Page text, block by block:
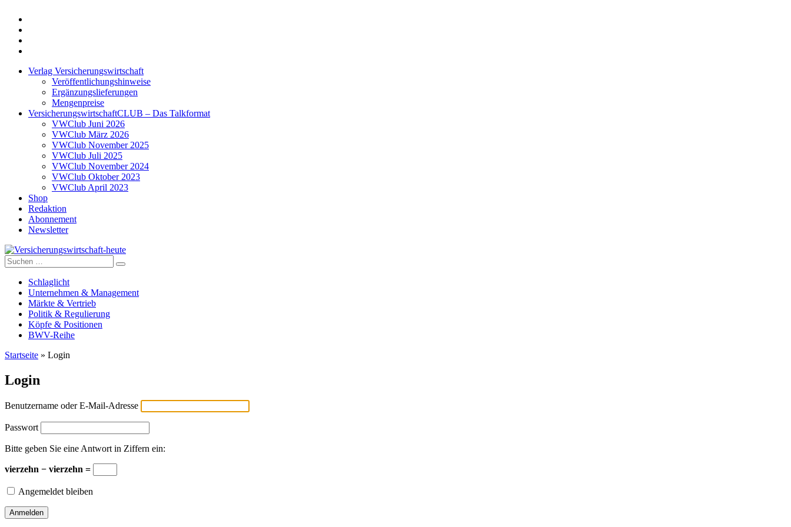
Verlag Versicherungswirtschaft
Veröffentlichungshinweise
Ergänzungslieferungen
Mengenpreise
VersicherungswirtschaftCLUB – Das Talkformat
VWClub Juni 2026
VWClub März 2026
VWClub November 2025
VWClub Juli 2025
VWClub November 2024
VWClub Oktober 2023
VWClub April 2023
Shop
Redaktion
Abonnement
Newsletter
Versicherungswirtschaft-heute
Suche
nach:
Schlaglicht
Unternehmen & Management
Märkte & Vertrieb
Politik & Regulierung
Köpfe & Positionen
BWV-Reihe
Startseite » Login
Login
Benutzername oder E-Mail-Adresse
Passwort
Bitte geben Sie eine Antwort in Ziffern ein:
vierzehn − vierzehn =
Angemeldet bleiben